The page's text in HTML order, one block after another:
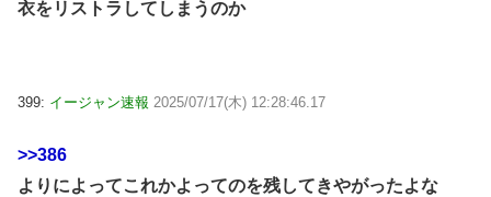
衣をリストラしてしまうのか
399: イージャン速報 2025/07/17(木) 12:28:46.17
>>386
よりによってこれかよってのを残してきやがったよな